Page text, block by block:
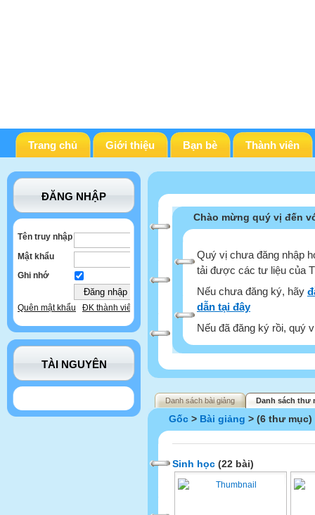
Trang chủ Giới thiệu Bạn bè Thành viên
ĐĂNG NHẬP
Tên truy nhập
Mật khẩu
Ghi nhớ
Quên mật khẩu ĐK thành viên
TÀI NGUYÊN
Chào mừng quý vị đến
Quý vị chưa đăng nhập
tải được các tư liệu của
Nếu chưa đăng ký, hãy
dẫn tại đây
Nếu đã đăng ký rồi, quý
Danh sách bài giảng Danh sách thư
Gốc > Bài giảng > (6 thư mục)
Sinh học (22 bài)